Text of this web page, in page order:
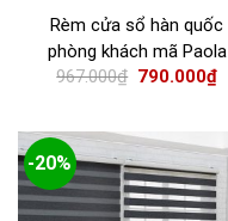
Rèm cửa sổ hàn quốc
phòng khách mã Paola
967.000₫ 790.000₫
-20%